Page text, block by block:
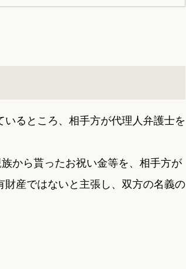
るところ、相手方が代理人弁護士を
から貰ったお祝い金等を、相手方が
産ではないと主張し、双方の名義の